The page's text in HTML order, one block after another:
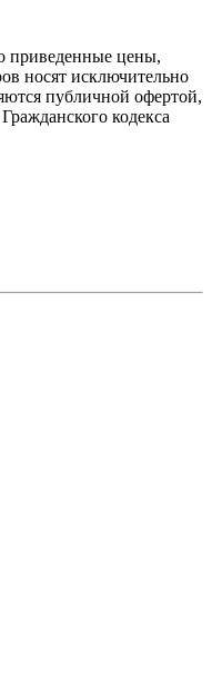
приведенные цены,
носят исключительно
публичной офертой,
кодекса